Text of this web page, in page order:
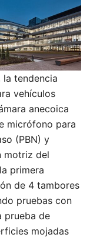
la tendencia
vehículos
anecoica
micrófono para
(PBN) y
motriz del
primera
de 4 tambores
pruebas con
prueba de
mojadas